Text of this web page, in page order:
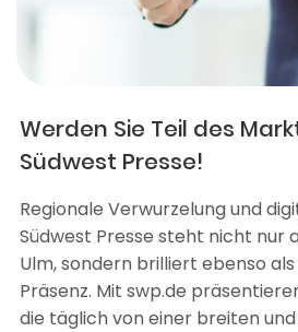
Werden Sie Teil des
Südwest Presse!
Regionale Verwurzelung und
Südwest Presse steht nicht nur
Ulm, sondern brilliert ebenso
Präsenz. Mit swp.de
die täglich von einer breiten